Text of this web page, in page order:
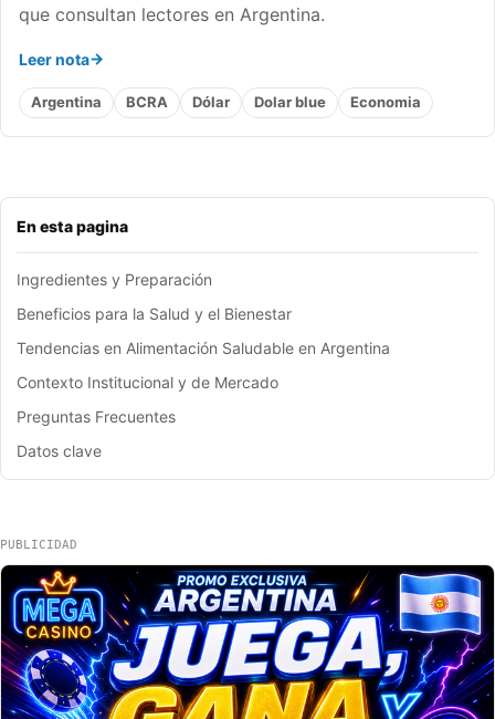
En esta pagina
Ingredientes y Preparación
Beneficios para la Salud y el Bienestar
Tendencias en Alimentación Saludable en Argentina
Contexto Institucional y de Mercado
Preguntas Frecuentes
Datos clave
que consultan lectores en Argentina.
Leer nota
Argentina BCRA Dólar Dolar blue Economia
PUBLICIDAD